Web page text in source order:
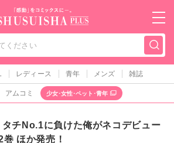
秋水社PLUS（テ
レディース 青年 メンズ 雑誌
アムコミ 少女･女性･ペット･青年
タチNo.1に負けた俺がネコデビュー
ほか発売！